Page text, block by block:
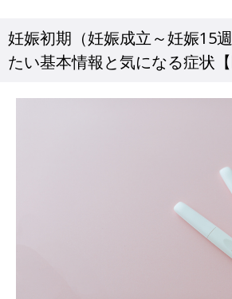
妊娠初期（妊娠成立～妊娠15
たい基本情報と気になる症状【